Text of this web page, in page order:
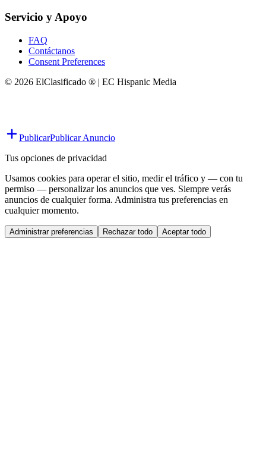
Servicio y Apoyo
FAQ
Contáctanos
Consent Preferences
© 2026 ElClasificado ® | EC Hispanic Media
PublicarPublicar Anuncio
Tus opciones de privacidad
Usamos cookies para operar el sitio, medir el tráfico y — con tu
permiso — personalizar los anuncios que ves. Siempre verás
anuncios de cualquier forma. Administra tus preferencias en
cualquier momento.
Administrar preferencias Rechazar todo Aceptar todo